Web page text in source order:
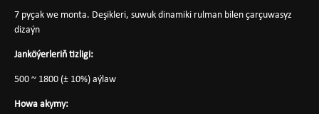
7 pyçak we monta. Deşikleri, suwuk dinamiki rulman bilen çarçuwasyz
dizaýn
Janköýerleriň tizligi:
500 ~ 1800 (± 10%) aýlaw
Howa akymy: